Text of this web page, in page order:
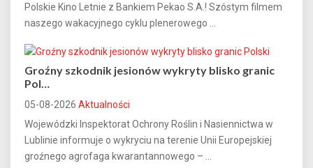
Polskie Kino Letnie z Bankiem Pekao S.A.! Szóstym filmem
naszego wakacyjnego cyklu plenerowego ...
Groźny szkodnik jesionów wykryty blisko granic
Pol…
05-08-2026 Aktualności
Wojewódzki Inspektorat Ochrony Roślin i Nasiennictwa w
Lublinie informuje o wykryciu na terenie Unii Europejskiej
groźnego agrofaga kwarantannowego – ...